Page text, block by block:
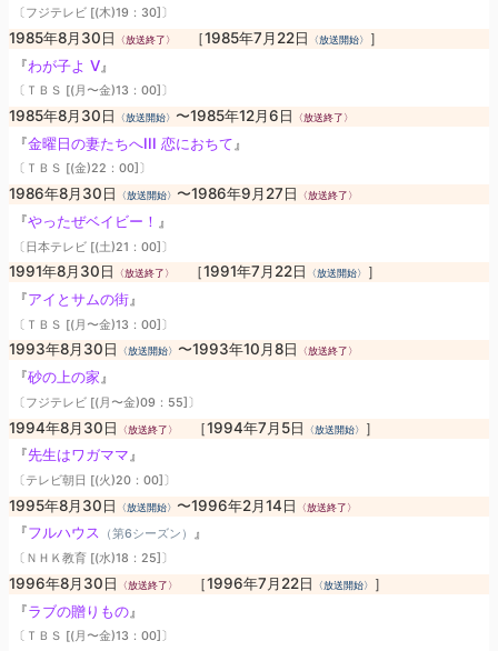
〔フジテレビ [(木)19：30]〕
1985年8月30日 〈放送終了〉 ［1985年7月22日 〈放送開始〉
］
『わが子よ V』
〔ＴＢＳ [(月〜金)13：00]〕
1985年8月30日 〈放送開始〉 〜1985年12月6日 〈放送終了〉
『金曜日の妻たちへIII 恋におちて 』
〔ＴＢＳ [(金)22：00]〕
1986年8月30日 〈放送開始〉 〜1986年9月27日 〈放送終了〉
『やったぜベイビー！ 』
〔日本テレビ [(土)21：00]〕
1991年8月30日 〈放送終了〉 ［1991年7月22日 〈放送開始〉
］
『アイとサムの街』
〔ＴＢＳ [(月〜金)13：00]〕
1993年8月30日 〈放送開始〉 〜1993年10月8日 〈放送終了〉
『砂の上の家 』
〔フジテレビ [(月〜金)09：55]〕
1994年8月30日 〈放送終了〉 ［1994年7月5日 〈放送開始〉
］
『先生はワガママ』
〔テレビ朝日 [(火)20：00]〕
1995年8月30日 〈放送開始〉 〜1996年2月14日 〈放送終了〉
『フルハウス （第6シーズン） 』
〔ＮＨＫ教育 [(水)18：25]〕
1996年8月30日 〈放送終了〉 ［1996年7月22日 〈放送開始〉
］
『ラブの贈りもの』
〔ＴＢＳ [(月〜金)13：00]〕